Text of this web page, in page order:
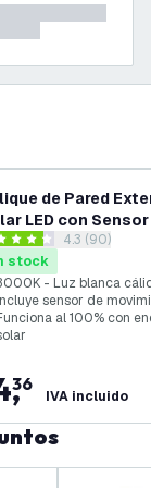
deseos
de Pared
LED con
-
- 3000K - IP44
abrir el
de puntuación
4.3 (90)
stock
- Luz blanca
sensor de
al 100% con
,
36
IVA incluido